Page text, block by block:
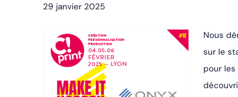
29 janvier 2025
Nous
sur le
pour